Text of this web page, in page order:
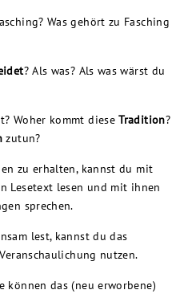
Was gehört zu Fasching
? Als was? Als was wärst du
Woher kommt dieseTradition?
zutun?
zu erhalten, kannst du mit
Lesetext lesen und mit ihnen
sprechen.
lest, kannst du das
nutzen.
können das (neu erworbene)